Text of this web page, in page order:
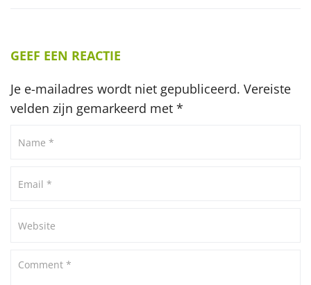
GEEF EEN REACTIE
Je e-mailadres wordt niet gepubliceerd. Vereiste
velden zijn gemarkeerd met *